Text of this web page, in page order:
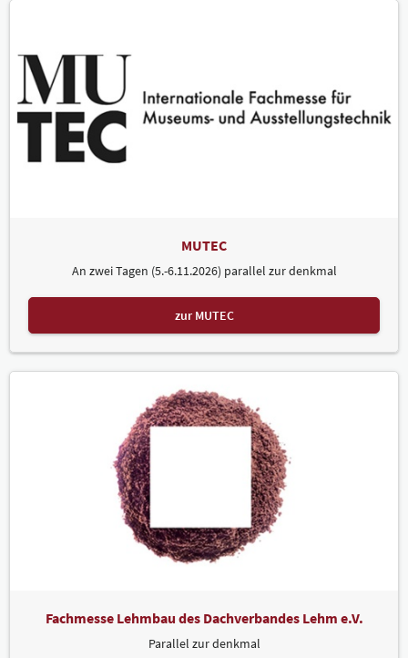
MUTEC
An zwei Tagen (5.-6.11.2026) parallel zur denkmal
zur MUTEC
Fachmesse Lehmbau des Dachverbandes Lehm e.V.
Parallel zur denkmal